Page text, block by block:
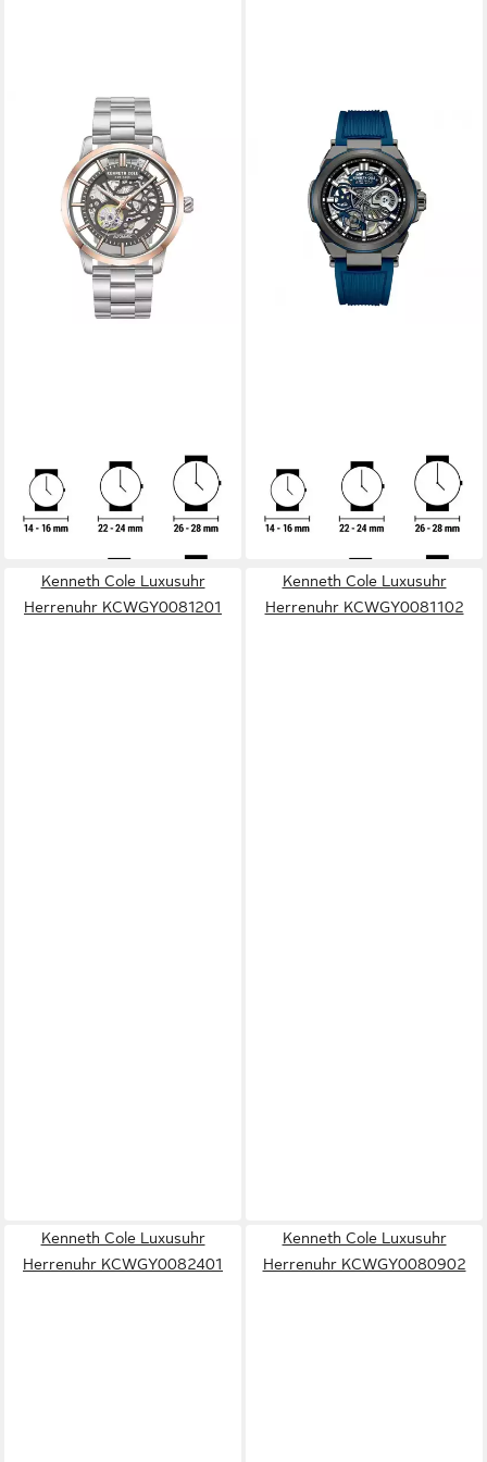
Luxusuhr Herrenuhr
KCWGY0064301
ab 295,49 €
Luxusuhr Herrenuhr
KCWGZ0065601
ab 348,13 €
Kenneth Cole Luxusuhr
Herrenuhr KCWGY0081201
Kenneth Cole Luxusuhr
Herrenuhr KCWGY0081102
Kenneth Cole Luxusuhr
Herrenuhr KCWGY0082401
Kenneth Cole Luxusuhr
Herrenuhr KCWGY0080902